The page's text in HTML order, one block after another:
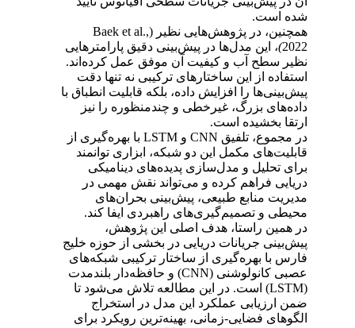
شده است.
همچنین، در پژوهش‌هایی نظیر (Baek et al.,
2022
)، این مدل‌ها در پیش‌بینی دقیق پارامترهایی
نظیر سطح آب و کیفیت آن موفق عمل کرده‌اند.
استفاده از این ساختارهای ترکیبی نه تنها دقت
پیش‌بینی‌ها را افزایش داده، بلکه قابلیت انطباق با
داده‌های بزرگ، غیرخطی و چندمنظوره را نیز
ارتقا بخشیده است.
در مجموع، تلفیق
و LSTM
با بهره‌گیری از
قابلیت‌های مکمل این دو شبکه، ابزاری توانمند
برای تحلیل و مدل‌سازی پدیده‌های دینامیکی
دریایی فراهم کرده و می‌تواند نقش مهمی در
مدیریت منابع طبیعی، پیش‌بینی بحران‌های
محیطی و تصمیم‌گیری‌های راهبردی ایفا کند.
در همین راستا، هدف اصلی این پژوهش،
پیش‌بینی جریانات دریایی در بخشی از حوزه خلیج
فارس با بهره‌گیری از ساختار ترکیبی شبکه‌های
عصبی کانولوشنی (CNN)
و حافظه‌دار بلندمدت
(LSTM)
است. در این مطالعه تلاش می‌شود تا
ضمن ارزیابی عملکرد این مدل در استخراج
الگوهای فضایی-زمانی، بهینه‌ترین رویکرد برای